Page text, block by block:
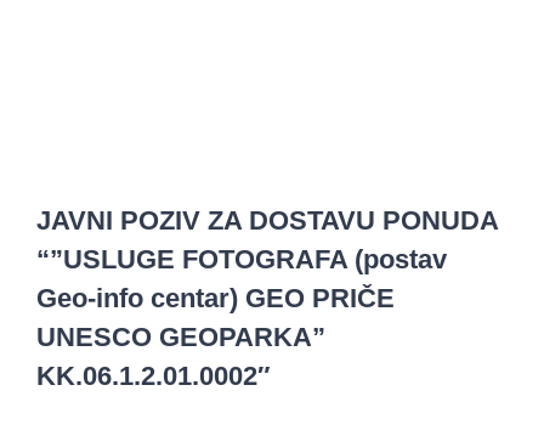
JAVNI POZIV ZA DOSTAVU PONUDA
“”USLUGE FOTOGRAFA (postav
Geo-info centar) GEO PRIČE
UNESCO GEOPARKA”
KK.06.1.2.01.0002″